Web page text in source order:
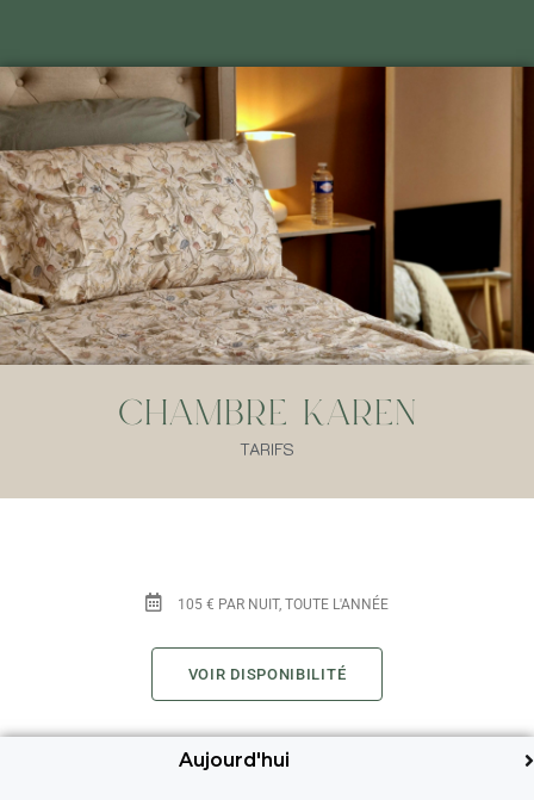
Chambre Karen
TARIFS
105 € PAR NUIT, TOUTE L'ANNÉE
VOIR DISPONIBILITÉ
Aujourd'hui